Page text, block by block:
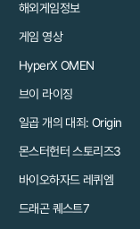
해외게임정보
게임 영상
HyperX OMEN
브이 라이징
일곱 개의 대죄: Origin
몬스터헌터 스토리즈3
바이오하자드 레퀴엠
드래곤 퀘스트7